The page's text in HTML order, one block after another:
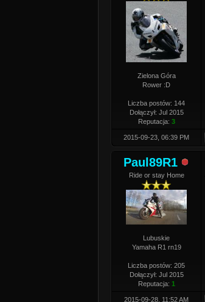
Zielona Góra
Rower :D
Liczba postów: 144
Dołączył: Jul 2015
Reputacja: 3
2015-09-23, 06:39 PM
Paul89R1
Ride or stay Home
Lubuskie
Yamaha R1 rn19
Liczba postów: 205
Dołączył: Jul 2015
Reputacja: 1
2015-09-28, 11:52 AM